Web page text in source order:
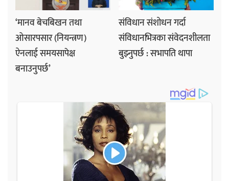
‘मानव बेचबिखन तथा
ओसारपसार (नियन्त्रण)
ऐनलाई समयसापेक्ष
बनाउनुपर्छ’
संविधान संशोधन गर्दा
संविधानभित्रका संवेदनशीलता
बुझ्नुपर्छ : सभापति थापा